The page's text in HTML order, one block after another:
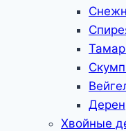
Дерен
Хвойные